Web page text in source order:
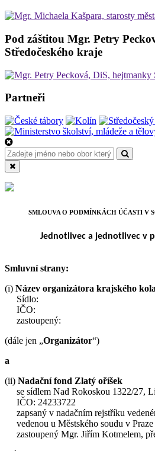
Pod záštitou Mgr. Petry
Středočeského kraje
Partneři
SMLOUVA O PODMÍNKÁCH ÚČASTI V
Jednotlivec a jednotlivec v
Smluvní strany:
(i) Název organizátora krajského
Sídlo:
IČO:
zastoupený:
(dále jen „Organizátor“)
a
(ii) Nadační fond Zlatý oříšek
se sídlem Nad Rokoskou 1322/27,
IČO: 24233722
zapsaný v nadačním rejstříku
vedenou u Městského soudu v Praze
zastoupený Mgr. Jiřím Kotmelem,